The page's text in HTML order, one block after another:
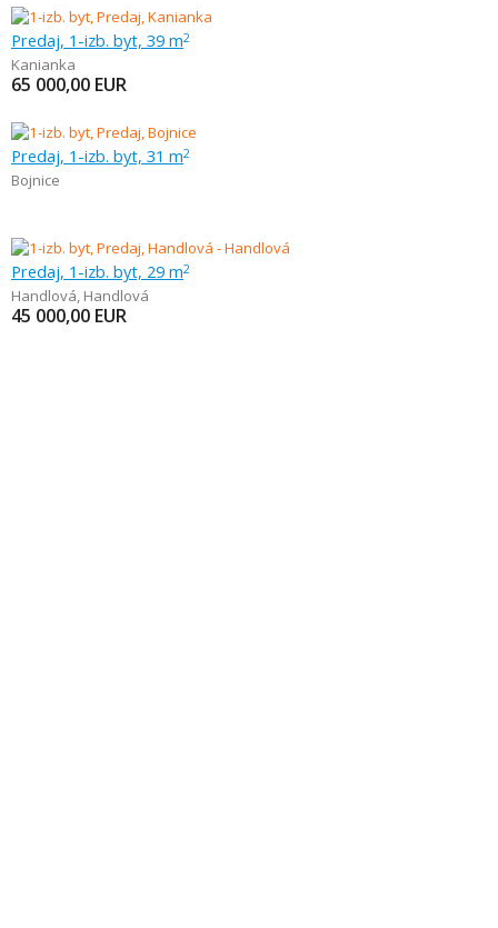
Predaj, 1-izb. byt, 39 m2
Kanianka
65 000,00 EUR
Predaj, 1-izb. byt, 31 m2
Bojnice
Predaj, 1-izb. byt, 29 m2
Handlová, Handlová
45 000,00 EUR